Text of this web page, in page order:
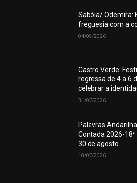
Sabóia/ Odemira:
freguesia com a
04/08/2026
Castro Verde:
regressa de 4 a 6
celebrar a
31/07/2026
Palavras
Contada 2026-
30 de agosto.
10/07/2026